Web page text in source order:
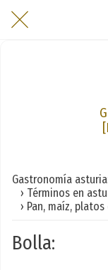
Gastronomía
› Términos en
› Pan, maíz,
Bolla: